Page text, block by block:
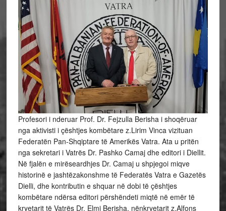
Profesori i nderuar Prof. Dr. Fejzulla Berisha i shoqëruar
nga aktivisti i çështjes kombëtare z.Lirim Vinca vizituan
Federatën Pan-Shqiptare të Amerikës Vatra. Ata u pritën
nga sekretari i Vatrës Dr. Pashko Camaj dhe editori i Diellit.
Në fjalën e mirëseardhjes Dr. Camaj u shpjegoi miqve
historinë e jashtëzakonshme të Federatës Vatra e Gazetës
Dielli, dhe kontributin e shquar në dobi të çështjes
kombëtare ndërsa editori përshëndeti miqtë në emër të
kryetarit të Vatrës Dr. Elmi Berisha, nënkryetarit z.Alfons